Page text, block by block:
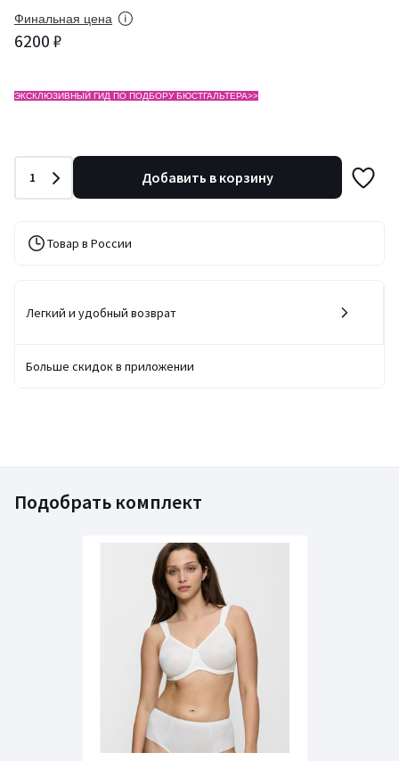
Финальная цена
6200 ₽
ЭКСКЛЮЗИВНЫЙ ГИД ПО ПОДБОРУ БЮСТГАЛЬТЕРА>>
Количество
1 Добавить в корзину
Товар в России
Легкий и удобный возврат
Больше скидок в приложении
Подобрать комплект